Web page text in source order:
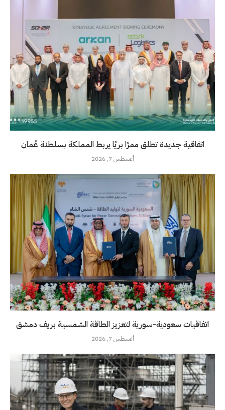
اتفاقية جديدة تطلق ممرًا بريًا يربط المملكة بسلطنة عُمان
أغسطس 7, 2026
اتفاقيات سعودية-سورية لتعزيز الطاقة الشمسية بريف دمشق
أغسطس 7, 2026